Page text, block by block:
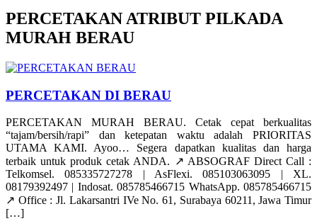
PERCETAKAN ATRIBUT PILKADA
MURAH BERAU
PERCETAKAN DI BERAU
PERCETAKAN MURAH BERAU. Cetak cepat berkualitas
“tajam/bersih/rapi” dan ketepatan waktu adalah PRIORITAS
UTAMA KAMI. Ayoo… Segera dapatkan kualitas dan harga
terbaik untuk produk cetak ANDA. ↗️ ABSOGRAF Direct Call :
Telkomsel. 085335727278 | AsFlexi. 085103063095 | XL.
08179392497 | Indosat. 085785466715 WhatsApp. 085785466715
↗️ Office : Jl. Lakarsantri IVe No. 61, Surabaya 60211, Jawa Timur
[…]